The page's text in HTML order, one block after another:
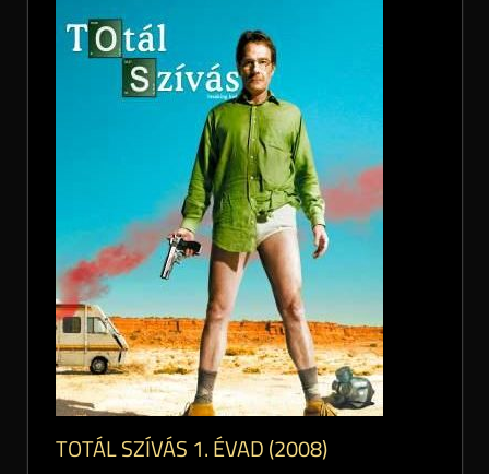
TOTÁL SZÍVÁS 1. ÉVAD (2008)